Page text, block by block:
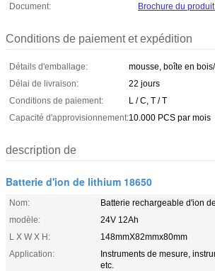
Document:
Brochure du
Conditions de paiement et expédition
Détails d'emballage:
mousse, boîte en
Délai de livraison:
22 jours
Conditions de paiement:
L / C, T / T
Capacité d'approvisionnement:10.000 PCS par mois
description de
Batterie d'ion de lithium 18650
Nom:
Batterie rechargeable d'ion
modèle:
24V 12Ah
L X W X H:
148mmX82mmx80mm
Application:
Instruments de mesure,
etc.